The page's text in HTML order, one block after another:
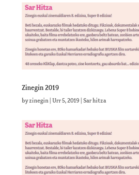
Zinegin 2019
byzinegin| Urr 5, 2019| Sar hitza